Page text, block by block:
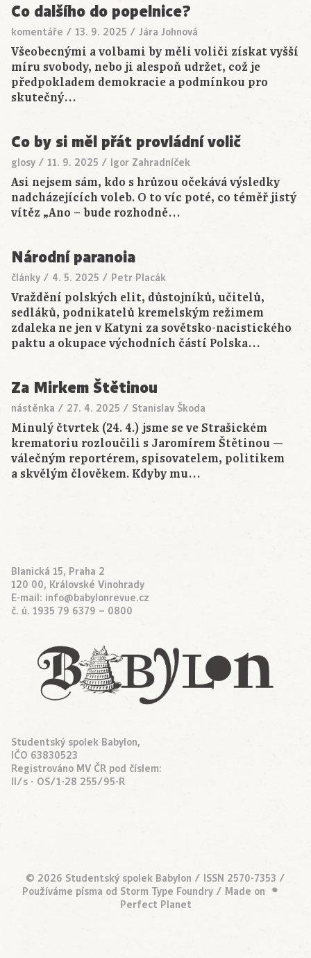
Co dalšího do popelnice?
komentáře / 13. 9. 2025 / Jára Johnová
Všeobecnými a volbami by měli voliči získat vyšší
míru svobody, nebo ji alespoň udržet, což je
předpokladem demokracie a podmínkou pro
skutečný…
Co by si měl přát provládní volič
glosy / 11. 9. 2025 / Igor Zahradníček
Asi nejsem sám, kdo s hrůzou očekává výsledky
nadcházejících voleb. O to víc poté, co téměř jistý
vítěz „Ano – bude rozhodně…
Národní paranoia
články / 4. 5. 2025 / Petr Placák
Vraždění polských elit, důstojníků, učitelů,
sedláků, podnikatelů kremelským režimem
zdaleka ne jen v Katyni za sovětsko-nacistického
paktu a okupace východních částí Polska…
Za Mirkem Štětinou
nástěnka / 27. 4. 2025 / Stanislav Škoda
Minulý čtvrtek (24. 4.) jsme se ve Strašickém
krematoriu rozloučili s Jaromírem Štětinou —
válečným reportérem, spisovatelem, politikem
a skvělým člověkem. Kdyby mu…
Blanická 15, Praha 2
120 00, Královské Vinohrady
E-mail: info@babylonrevue.cz
č. ú. 1935 79 6379 – 0800
Studentský spolek Babylon,
IČO 63830523
Registrováno MV ČR pod číslem:
II/s - OS/1-28 255/95-R
© 2026 Studentský spolek Babylon / ISSN 2570-7353 /
Používáme písma od Storm Type Foundry / Made on •
Perfect Planet